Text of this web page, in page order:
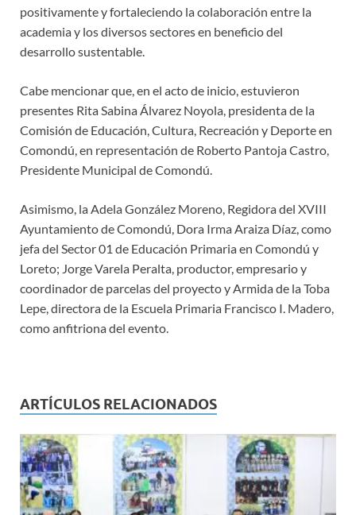
positivamente y fortaleciendo la colaboración entre la
academia y los diversos sectores en beneficio del
desarrollo sustentable.
Cabe mencionar que, en el acto de inicio, estuvieron
presentes Rita Sabina Álvarez Noyola, presidenta de la
Comisión de Educación, Cultura, Recreación y Deporte en
Comondú, en representación de Roberto Pantoja Castro,
Presidente Municipal de Comondú.
Asimismo, la Adela González Moreno, Regidora del XVIII
Ayuntamiento de Comondú, Dora Irma Araiza Díaz, como
jefa del Sector 01 de Educación Primaria en Comondú y
Loreto; Jorge Varela Peralta, productor, empresario y
coordinador de parcelas del proyecto y Armida de la Toba
Lepe, directora de la Escuela Primaria Francisco I. Madero,
como anfitriona del evento.
ARTÍCULOS RELACIONADOS